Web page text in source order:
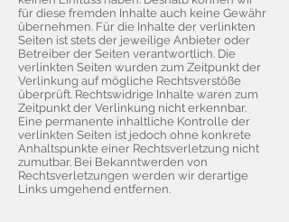
für diese fremden Inhalte auch keine Gewähr
übernehmen. Für die Inhalte der verlinkten
Seiten ist stets der jeweilige Anbieter oder
Betreiber der Seiten verantwortlich. Die
verlinkten Seiten wurden zum Zeitpunkt der
Verlinkung auf mögliche Rechtsverstöße
überprüft. Rechtswidrige Inhalte waren zum
Zeitpunkt der Verlinkung nicht erkennbar.
Eine permanente inhaltliche Kontrolle der
verlinkten Seiten ist jedoch ohne konkrete
Anhaltspunkte einer Rechtsverletzung nicht
zumutbar. Bei Bekanntwerden von
Rechtsverletzungen werden wir derartige
Links umgehend entfernen.